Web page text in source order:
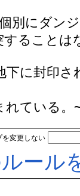
を変更しない
ール